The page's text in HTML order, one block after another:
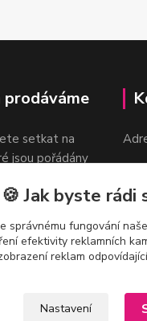
setkat na
jsou pořádány
v
🍪 Jak byste rádi
správnému fungování
efektivity reklamních
reklam
Nastavení